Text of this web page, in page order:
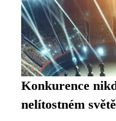
Konkurence
nelítostném